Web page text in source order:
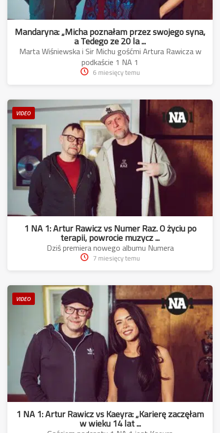
Mandaryna: „Micha poznałam przez swojego syna,
a Tedego ze 20 la ...
Marta Wiśniewska i Sir Michu gośćmi Artura Rawicza w
podkaście 1 NA 1
6 miesięcy temu
VIDEO
1 NA 1: Artur Rawicz vs Numer Raz. O życiu po
terapii, powrocie muzycz ...
Dziś premiera nowego albumu Numera
7 miesięcy temu
VIDEO
1 NA 1: Artur Rawicz vs Kaeyra: „Karierę zaczęłam
w wieku 14 lat ...